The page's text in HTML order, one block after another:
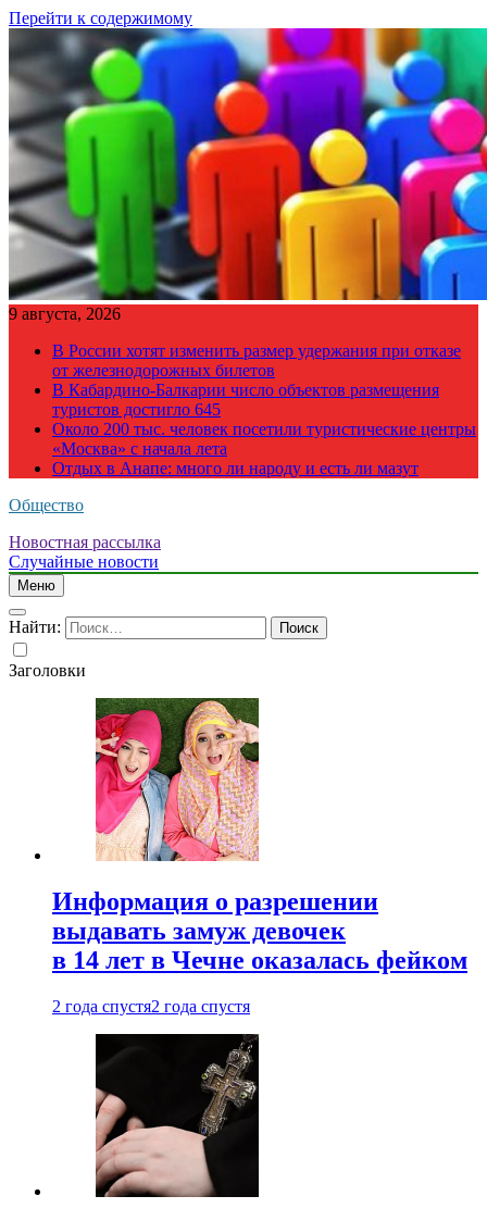
Перейти к содержимому
9 августа, 2026
В России хотят изменить размер удержания при отказе
от железнодорожных билетов
В Кабардино-Балкарии число объектов размещения
туристов достигло 645
Около 200 тыс. человек посетили туристические центры
«Москва» с начала лета
Отдых в Анапе: много ли народу и есть ли мазут
Общество
Новостная рассылка
Случайные новости
Меню
Найти:
Заголовки
Информация о разрешении
выдавать замуж девочек
в 14 лет в Чечне оказалась фейком
2 года спустя2 года спустя